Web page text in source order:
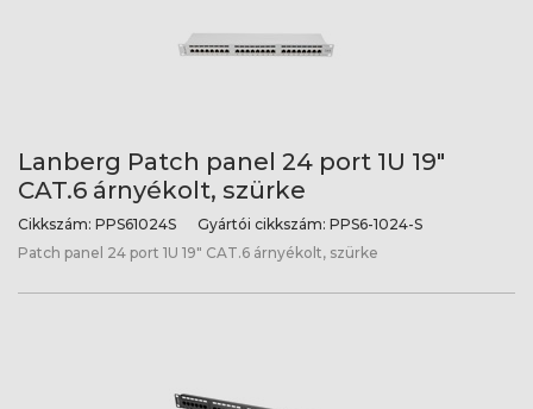
Lanberg Patch panel 24 port 1U 19"
CAT.6 árnyékolt, szürke
Cikkszám: PPS61024S Gyártói cikkszám: PPS6-1024-S
Patch panel 24 port 1U 19" CAT.6 árnyékolt, szürke